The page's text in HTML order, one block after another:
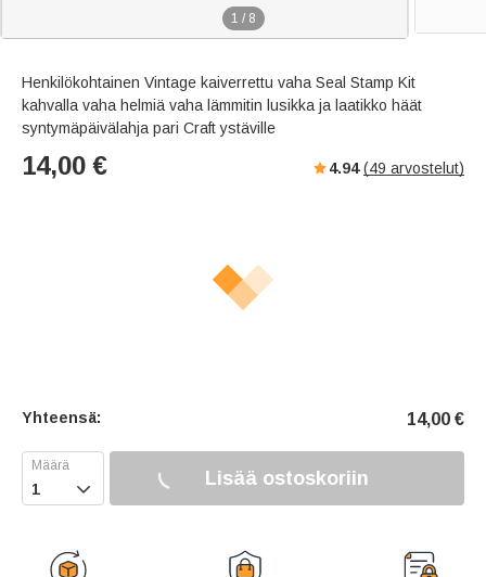
1 / 8
Henkilökohtainen Vintage kaiverrettu vaha Seal Stamp Kit
kahvalla vaha helmiä vaha lämmitin lusikka ja laatikko häät
syntymäpäivälahja pari Craft ystäville
14,00 € 4.94 (49 arvostelut)
Yhteensä: 14,00 €
 Lisää ostoskoriin